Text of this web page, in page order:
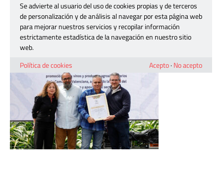
proava-5b-2
9 abril, 2026
Se advierte al usuario del uso de cookies propias y de terceros
de personalización y de análisis al navegar por esta página web
para mejorar nuestros servicios y recopilar información
estrictamente estadística de la navegación en nuestro sitio
web.
Política de cookies
Acepto· No acepto